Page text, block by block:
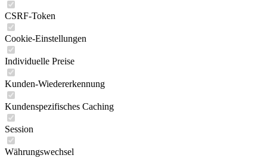
CSRF-Token
Cookie-Einstellungen
Individuelle Preise
Kunden-Wiedererkennung
Kundenspezifisches Caching
Session
Währungswechsel